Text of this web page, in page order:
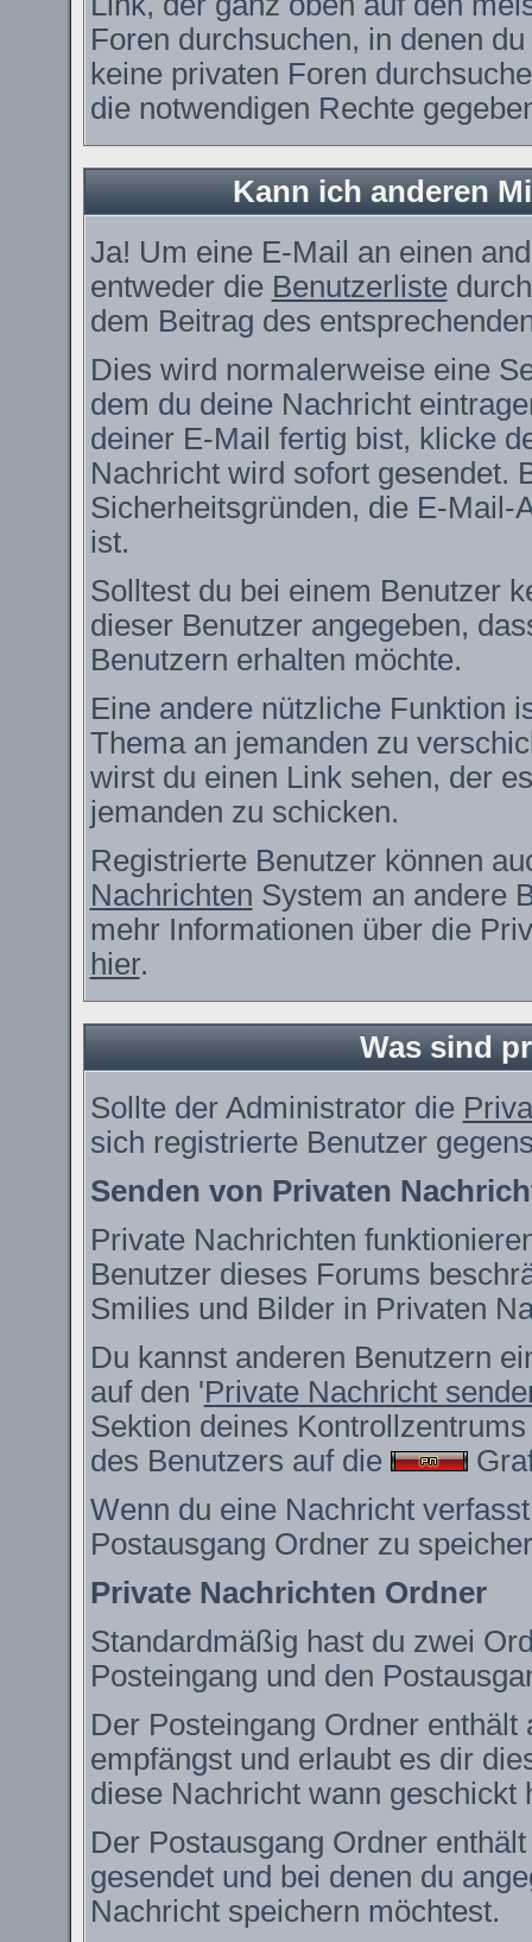
Foren durchsuchen, in denen
keine privaten Foren
die notwendigen Rechte
Kann ich anderen
Ja! Um eine E-Mail an einen
entweder die Benutzerliste
dem Beitrag des
Dies wird normalerweise eine
dem du deine Nachricht
deiner E-Mail fertig bist, klicke
Nachricht wird sofort gesendet.
Sicherheitsgründen, die E-Mail-
ist.
Solltest du bei einem Benutzer
dieser Benutzer angegeben,
Benutzern erhalten möchte.
Eine andere nützliche Funktion
Thema an jemanden zu
wirst du einen Link sehen, der
jemanden zu schicken.
Registrierte Benutzer können
Nachrichten System an andere
mehr Informationen über die
hier.
Was sind
Sollte der Administrator die
sich registrierte Benutzer
Senden von Privaten
Private Nachrichten
Benutzer dieses Forums
Smilies und Bilder in Privaten
Du kannst anderen Benutzern
auf den 'Private Nachricht
Sektion deines
des Benutzers auf die
Wenn du eine Nachricht
Postausgang Ordner zu
Private Nachrichten Ordner
Standardmäßig hast du zwei
Posteingang und den
Der Posteingang Ordner
empfängst und erlaubt es dir
diese Nachricht wann geschickt
Der Postausgang Ordner
gesendet und bei denen du
Nachricht speichern möchtest.